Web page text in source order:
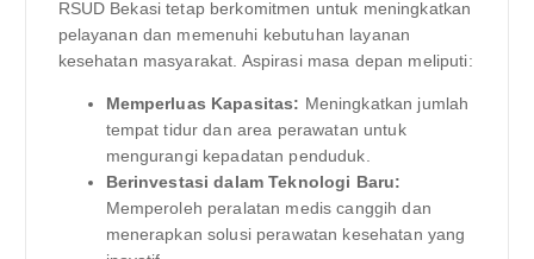
RSUD Bekasi tetap berkomitmen untuk meningkatkan
pelayanan dan memenuhi kebutuhan layanan
kesehatan masyarakat. Aspirasi masa depan meliputi:
Memperluas Kapasitas: Meningkatkan jumlah
tempat tidur dan area perawatan untuk
mengurangi kepadatan penduduk.
Berinvestasi dalam Teknologi Baru:
Memperoleh peralatan medis canggih dan
menerapkan solusi perawatan kesehatan yang